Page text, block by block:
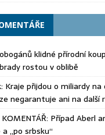
klidné přírodní
rostou v oblibě
: Kraje přijdou o miliardy na
negarantuje ani na další
KOMENTÁŘ: Případ Aberl
„po srbsku“